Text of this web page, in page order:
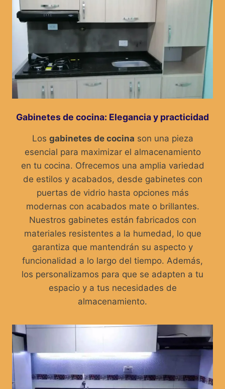
Gabinetes de cocina: Elegancia y practicidad
Los gabinetes de cocina son una pieza
esencial para maximizar el almacenamiento
en tu cocina. Ofrecemos una amplia variedad
de estilos y acabados, desde gabinetes con
puertas de vidrio hasta opciones más
modernas con acabados mate o brillantes.
Nuestros gabinetes están fabricados con
materiales resistentes a la humedad, lo que
garantiza que mantendrán su aspecto y
funcionalidad a lo largo del tiempo. Además,
los personalizamos para que se adapten a tu
espacio y a tus necesidades de
almacenamiento.